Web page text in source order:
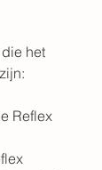
het
Reflex